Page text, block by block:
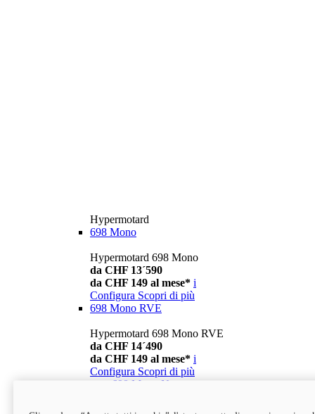
Hypermotard
698 Mono
Hypermotard 698 Mono
da CHF 13´590
da CHF 149 al mese* i
Configura Scopri di più
698 Mono RVE
Hypermotard 698 Mono RVE
da CHF 14´490
da CHF 149 al mese* i
Configura Scopri di più
698 Mono Nera
Hypermotard 698 Mono Nera